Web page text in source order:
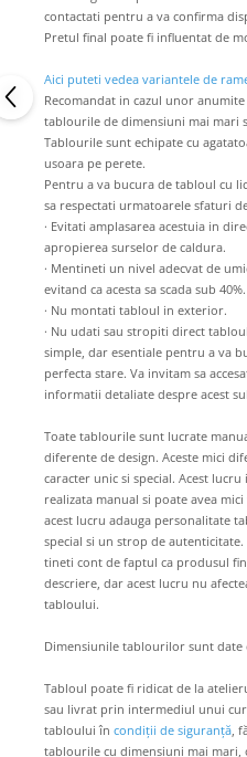
contactati pentru a va confirma
Pretul final poate fi influentat de
Aici puteti vedea variantele de
Recomandat in cazul unor
tablourile de dimensiuni mai mari
Tablourile sunt echipate cu
usoara pe perete.
Pentru a va bucura de tabloul cu
sa respectati urmatoarele sfaturi
· Evitati amplasarea acestuia in
apropierea surselor de caldura.
· Mentineti un nivel adecvat de
evitand ca acesta sa scada sub 40%.
· Nu montati tabloul in exterior.
· Nu udati sau stropiti direct
simple, dar esentiale pentru a va
perfecta stare. Va invitam sa
informatii detaliate despre acest
Toate tablourile sunt lucrate
diferente de design. Aceste mici
caracter unic si special. Acest lucru
realizata manual si poate avea
acest lucru adauga personalitate
special si un strop de
tineti cont de faptul ca produsul
descriere, dar acest lucru nu
tabloului.
Dimensiunile tablourilor sunt date
Tabloul poate fi ridicat de la
sau livrat prin intermediul unui
tabloului în condiții de siguranță,
tablourile cu dimensiuni mai